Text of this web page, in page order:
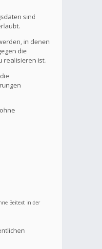
sind
in denen
die
realisieren ist.
Beitext in der